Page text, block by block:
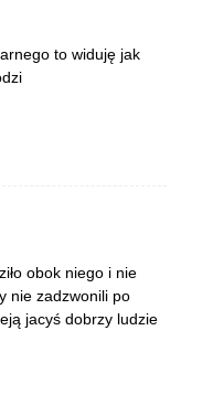
to widuję jak
obok niego i nie
nie zadzwonili po
jacyś dobrzy ludzie